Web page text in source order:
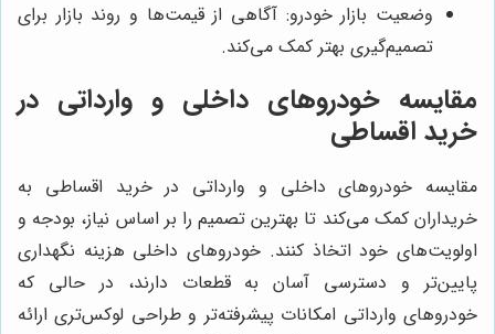
وضعیت بازار خودرو: آگاهی از قیمت‌ها و روند بازار برای
تصمیم‌گیری بهتر کمک می‌کند.
مقایسه خودروهای داخلی و وارداتی در
خرید اقساطی
مقایسه خودروهای داخلی و وارداتی در خرید اقساطی به
خریداران کمک می‌کند تا بهترین تصمیم را بر اساس نیاز، بودجه و
اولویت‌های خود اتخاذ کنند. خودروهای داخلی هزینه نگهداری
پایین‌تر و دسترسی آسان به قطعات دارند، در حالی که
خودروهای وارداتی امکانات پیشرفته‌تر و طراحی لوکس‌تری ارائه